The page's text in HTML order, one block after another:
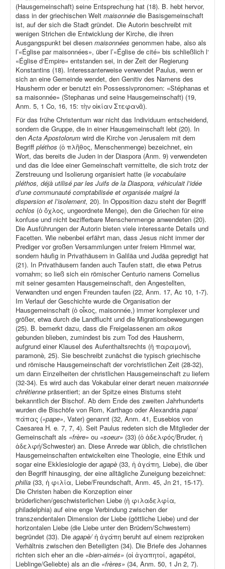
(Hausgemeinschaft) seine Entsprechung hat (18). B. hebt hervor,
dass in der griechischen Welt maisonnée die Basisgemeinschaft
ist, auf der sich die Stadt gründet. Die Autorin beschreibt mit
wenigen Strichen die Entwicklung der Kirche, die ihren
Ausgangspunkt bei diesen maisonnées genommen habe, also als
l’«Église par maisonnées», über l’«Église de cité» bis schließlich l‘
«Église d‘Empire» entstanden sei, in der Zeit der Regierung
Konstantins (18). Interessanterweise verwendet Paulus, wenn er
sich an eine Gemeinde wendet, den Genitiv des Namens des
Hausherrn oder er benutzt ein Possessivpronomen: «Stéphanas et
sa maisonnée» (Stephanas und seine Hausgemeinschaft) (19,
Anm. 5, 1 Co, 16, 15: τὴν οἰκίαν Στεφανᾶ).
Für das frühe Christentum war nicht das Individuum entscheidend,
sondern die Gruppe, die in einer Hausgemeinschaft lebt (20). In
denActa Apostolorum wird die Kirche von Jerusalem mit dem
Begriff pléthos (ὁ πλῆθος, Menschenmenge) bezeichnet, ein
Wort, das bereits die Juden in der Diaspora (Anm. 9) verwendeten
und das die Idee einer Gemeinschaft vermittelte, die sich trotz der
Zerstreuung und Isolierung organisiert hatte (le vocabulaire
pléthos, déjà utilisé par les Juifs de la Diaspora, véhiculait l’idée
d’une communauté comptabilisée et organisée malgré la
dispersion et l’isolement, 20). In Opposition dazu steht der Begriff
ochlos (ὁ ὄχλος, ungeordnete Menge), den die Griechen für eine
konfuse und nicht bezifferbare Menschenmenge anwendeten (20).
Die Ausführungen der Autorin bieten viele interessante Details und
Facetten. Wie nebenbei erfährt man, dass Jesus nicht immer der
Prediger vor großen Versammlungen unter freiem Himmel war,
sondern häufig in Privathäusern in Galiläa und Judäa gepredigt hat
(21). In Privathäusern fanden auch Taufen statt, die etwa Petrus
vornahm; so ließ sich ein römischer Centurio namens Cornelius
mit seiner gesamten Hausgemeinschaft, den Angestellten,
Verwandten und engen Freunden taufen (22, Anm. 17, Ac 10, 1-7).
Im Verlauf der Geschichte wurde die Organisation der
Hausgemeinschaft (ὁ οἶκος, maisonnée,) immer komplexer und
größer, etwa durch die Landflucht und die Migrationsbewegungen
(25). B. bemerkt dazu, dass die Freigelassenen am oikos
gebunden blieben, zumindest bis zum Tod des Hausherrn,
aufgrund einer Klausel des Aufenthaltsrechts (ἡ παραμονή,
paramonè, 25). Sie beschreibt zunächst die typisch griechische
und römische Hausgemeinschaft der vorchristlichen Zeit (28-32),
um dann Einzelheiten der christlichen Hausgemeinschaft zu liefern
(32-34). Es wird auch das Vokabular einer derart neuen maisonnée
chrétienne präsentiert; an der Spitze eines Bistums steht
bekanntlich der Bischof. Ab dem Ende des zweiten Jahrhunderts
wurden die Bischöfe von Rom, Karthago oder Alexandria papa/
πάπας («pape», Vater) genannt (32, Anm. 41, Eusebios von
Caesarea H. e. 7, 7, 4). Seit Paulus redeten sich die Mitglieder der
Gemeinschaft als «frère» ou «soeur» (33) (ὁ ἀδελφός/Bruder, ἡ
ἀδελφή/Schwester) an. Diese Anrede war üblich, die christlichen
Hausgemeinschaften entwickelten eine Theologie, eine Ethik und
sogar eine Ekklesiologie deragapè (33, ἡ ἀγάπη, Liebe), die über
den Begriff hinausging, der eine alltägliche Zuneigung bezeichnet:
philia (33, ἡ φιλία, Liebe/Freundschaft, Anm. 45, Jn 21, 15-17).
Die Christen haben die Konzeption einer
brüderlichen/geschwisterlichen Liebe (ἡ φιλαδελφία,
philadelphia) auf eine enge Verbindung zwischen der
transzendentalen Dimension der Liebe (göttliche Liebe) und der
horizontalen Liebe (die Liebe unter den Brüdern/Schwestern)
begründet (33). Die agapè/ἡ ἀγάπη beruht auf einem reziproken
Verhältnis zwischen den Beteiligten (34). Die Briefe des Johannes
richten sich eher an die «bien-aimés» (οἱ ἀγαπητοί, agapétoi,
Lieblinge/Geliebte) als an die «frères» (34, Anm. 50, 1 Jn 2, 7).